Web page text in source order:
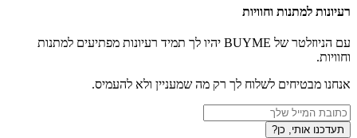
רעיונות למתנות וחוויות
עם הניוזלטר של BUYME יהיו לך תמיד רעיונות מפתיעים למתנות
וחוויות.
אנחנו מבטיחים לשלוח לך רק מה שמעניין ולא להעמיס.
תעדכנו אותי, כן?